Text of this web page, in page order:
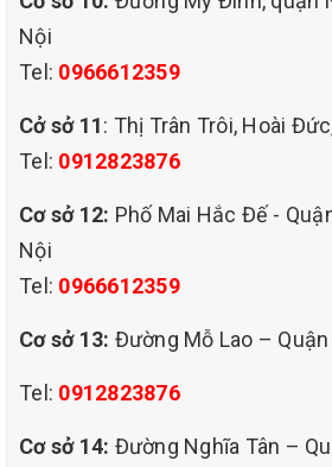
Nội
Tel: 0966612359
Cở sở 11: Thị Trân Trôi, Hoài
Tel: 0912823876
Cơ sở 12: Phố Mai Hắc Đế -
Nội
Tel: 0966612359
Cơ sở 13: Đường Mỗ Lao –
Tel: 0912823876
Cơ sở 14: Đường Nghĩa Tân –